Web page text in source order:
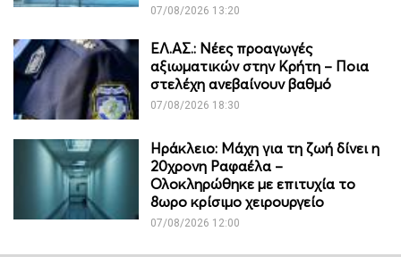
07/08/2026 13:20
ΕΛ.ΑΣ.: Νέες προαγωγές
αξιωματικών στην Κρήτη – Ποια
στελέχη ανεβαίνουν βαθμό
07/08/2026 18:30
Ηράκλειο: Μάχη για τη ζωή δίνει η
20χρονη Ραφαέλα –
Ολοκληρώθηκε με επιτυχία το
8ωρο κρίσιμο χειρουργείο
07/08/2026 12:00